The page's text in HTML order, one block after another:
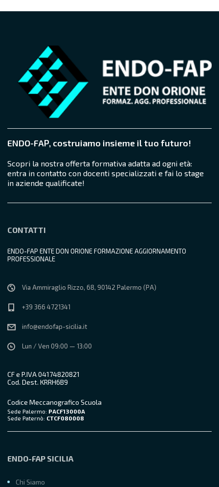
ENDO-FAP, costruiamo insieme il tuo futuro!
Scopri la nostra offerta formativa adatta ad ogni età:
entra in contatto con docenti specializzati e fai lo stage
in aziende qualificate!
CONTATTI
ENDO-FAP ENTE DON ORIONE FORMAZIONE AGGIORNAMENTO
PROFESSIONALE
Via Ammiraglio Rizzo, 68, 90142 Palermo (PA)
+39 366 4721341
info@endofap-sicilia.it
Lun / Ven 09:00 — 13:00
CF e P.IVA 04174820821
Cod. Dest. KRRH6B9
Codice Meccanografico Scuola
Sede Palermo: PACF13000A
Sede Paternò: CTCF080008
ENDO-FAP SICILIA
Chi Siamo